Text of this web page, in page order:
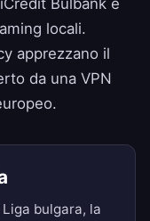
Bulbank e
locali.
apprezzano il
da una VPN
bulgara, la